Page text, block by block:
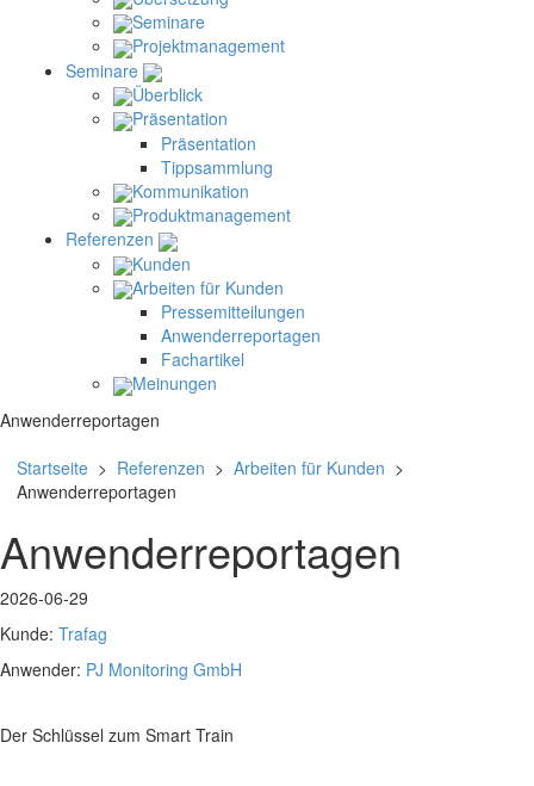
Seminare
Projektmanagement
Seminare
Überblick
Präsentation
Präsentation
Tippsammlung
Kommunikation
Produktmanagement
Referenzen
Kunden
Arbeiten für Kunden
Pressemitteilungen
Anwenderreportagen
Fachartikel
Meinungen
Anwenderreportagen
Startseite > Referenzen > Arbeiten für Kunden >
Anwenderreportagen
Anwenderreportagen
2026-06-29
Kunde: Trafag
Anwender: PJ Monitoring GmbH
Der Schlüssel zum Smart Train